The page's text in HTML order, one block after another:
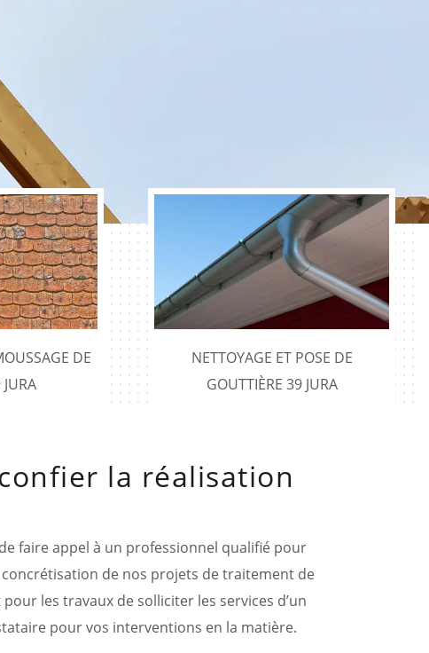
DE
NETTOYAGE ET POSE DE
GOUTTIÈRE 39 JURA
la réalisation
faire appel à un professionnel qualifié pour
concrétisation de nos projets de traitement de
les travaux de solliciter les services d’un
pour vos interventions en la matière.